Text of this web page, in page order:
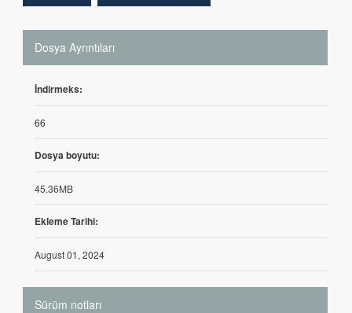
Dosya Ayrıntıları
İndirmeks:
66
Dosya boyutu:
45.36MB
Ekleme Tarihi:
August 01, 2024
Sürüm notları